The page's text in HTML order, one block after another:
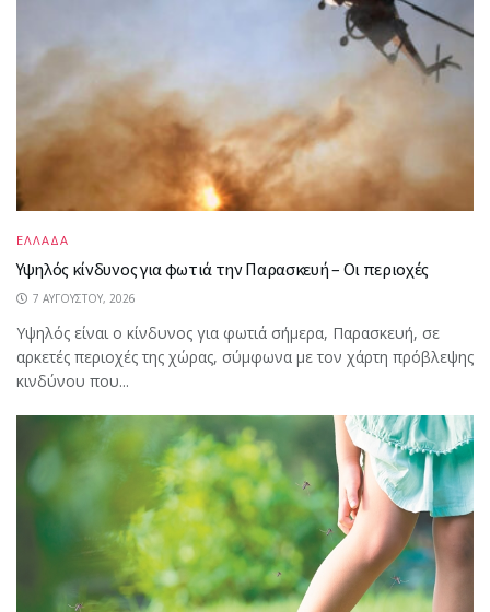
ΕΛΛΑΔΑ
Υψηλός κίνδυνος για φωτιά την Παρασκευή – Οι περιοχές
7 ΑΥΓΟΎΣΤΟΥ, 2026
Υψηλός είναι ο κίνδυνος για φωτιά σήμερα, Παρασκευή, σε
αρκετές περιοχές της χώρας, σύμφωνα με τον χάρτη πρόβλεψης
κινδύνου που...